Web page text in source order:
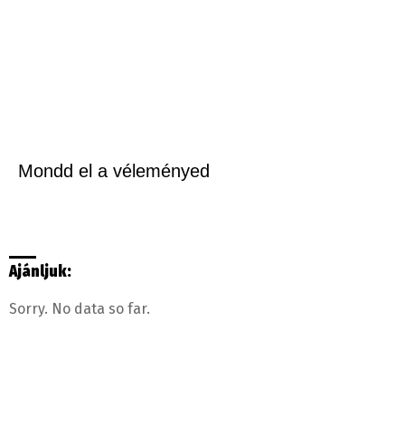
Mondd el a véleményed
Ajánljuk:
Sorry. No data so far.